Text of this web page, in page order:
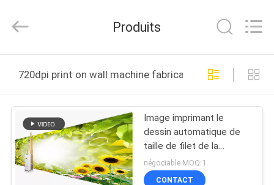
PRODUITS
AU
SUJET
And
Technology
Rights
Produits
720dpi print on wall machine fabrication en ligne
Image imprimant le
dessin automatique de
taille de filet de la
machine 2000mm de
peinture de mur
négociable MOQ:1
CONTACT